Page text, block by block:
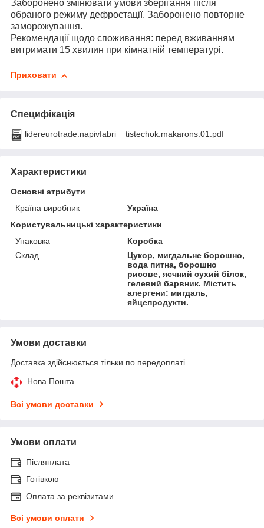
Заборонено змінювати умови зберігання після
обраного режиму дефростації. Заборонено повторне
заморожування.
Рекомендації щодо споживання: перед вживанням
витримати 15 хвилин при кімнатній температурі.
Приховати
Специфікація
lidereurotrade.napivfabri__tistechok.makarons.01.pdf
Характеристики
Основні атрибути
Країна виробник
Україна
Користувальницькі характеристики
Упаковка
Коробка
Склад
Цукор, мигдальне борошно,
вода питна, борошно
рисове, яєчний сухий білок,
гелевий барвник. Містить
алергени: мигдаль,
яйцепродукти.
Умови доставки
Доставка здійснюється тільки по передоплаті.
Нова Пошта
Всі умови доставки
Умови оплати
Післяплата
Готівкою
Оплата за реквізитами
Всі умови оплати